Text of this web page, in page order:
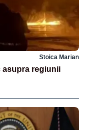
Stoica Marian
asupra regiunii